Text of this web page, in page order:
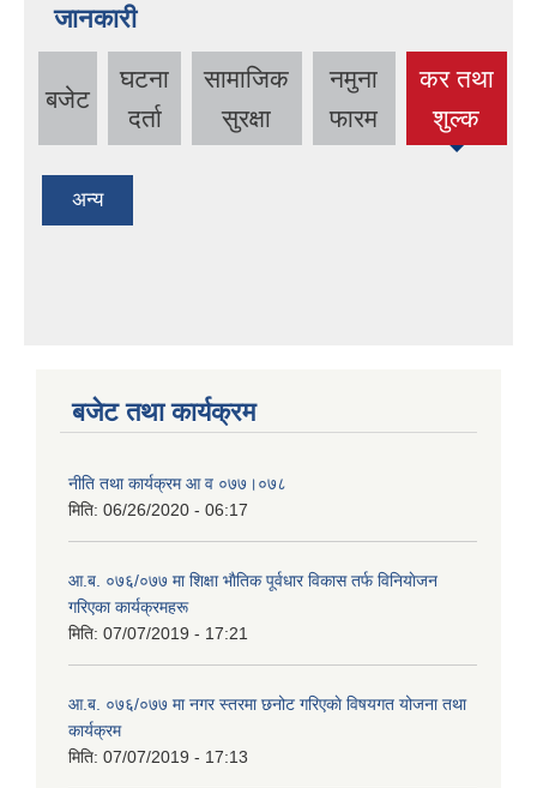
जानकारी
बजेट
घटना
दर्ता
सामाजिक
सुरक्षा
नमुना
फारम
कर तथा
शुल्क
(active
tab)
अन्य
बजेट तथा कार्यक्रम
नीति तथा कार्यक्रम आ‍ व ०७७।०७८
मिति: 06/26/2020 - 06:17
आ.ब. ०७६/०७७ मा शिक्षा भाैतिक पूर्वधार विकास तर्फ विनियाेजन
गरिएका कार्यक्रमहरू
मिति: 07/07/2019 - 17:21
आ.ब. ०७६/०७७ मा नगर स्तरमा छनोट गरिएकाे विषयगत योजना तथा
कार्यक्रम
मिति: 07/07/2019 - 17:13